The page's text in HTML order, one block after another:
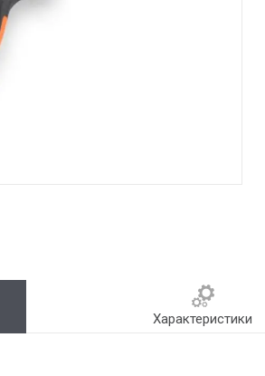
Характеристики